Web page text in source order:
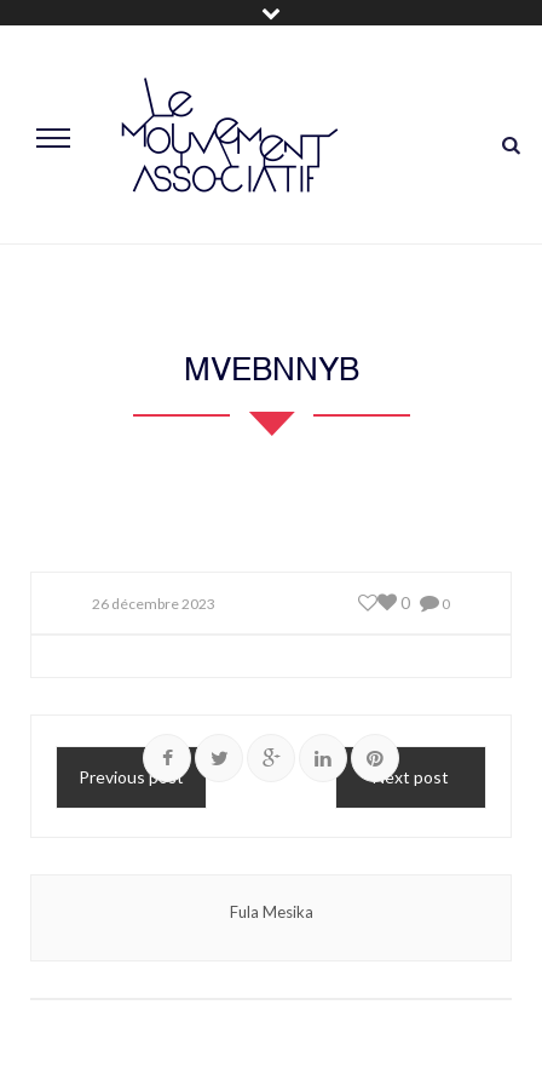
MVEBNNYB
26 décembre 2023 0
0
Previous post Next post
Fula Mesika